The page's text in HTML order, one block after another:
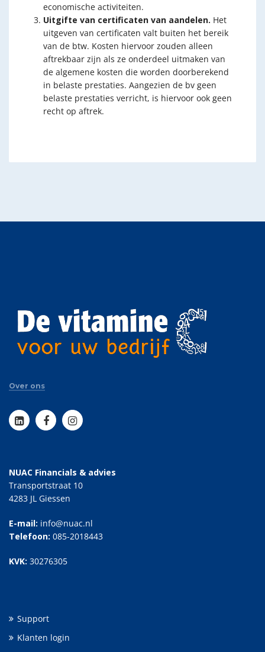
economische activiteiten.
Uitgifte van certificaten van aandelen. Het
uitgeven van certificaten valt buiten het bereik
van de btw. Kosten hiervoor zouden alleen
aftrekbaar zijn als ze onderdeel uitmaken van
de algemene kosten die worden doorberekend
in belaste prestaties. Aangezien de bv geen
belaste prestaties verricht, is hiervoor ook geen
recht op aftrek.
Over ons
NUAC Financials & advies
Transportstraat 10
4283 JL Giessen
E-mail: info@nuac.nl
Telefoon: 085-2018443
KVK: 30276305
Support
Klanten login